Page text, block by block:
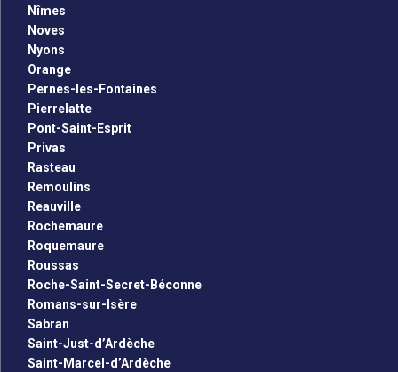
Nîmes
Noves
Nyons
Orange
Pernes-les-Fontaines
Pierrelatte
Pont-Saint-Esprit
Privas
Rasteau
Remoulins
Reauville
Rochemaure
Roquemaure
Roussas
Roche-Saint-Secret-Béconne
Romans-sur-Isère
Sabran
Saint-Just-d’Ardèche
Saint-Marcel-d’Ardèche